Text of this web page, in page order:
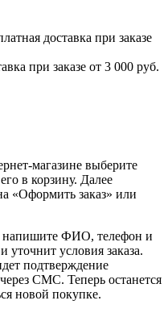
доставка при заказе
при заказе от 3 000 руб.
магазине выберите
в корзину. Далее
«Оформить заказ» или
напишите ФИО, телефон и
условия заказа.
подтверждение
СМС. Теперь останется
новой покупке.